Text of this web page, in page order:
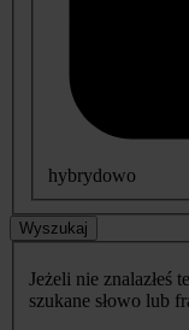
hybrydowo
Wyszukaj
Jeżeli nie znalazłeś
szukane słowo lub